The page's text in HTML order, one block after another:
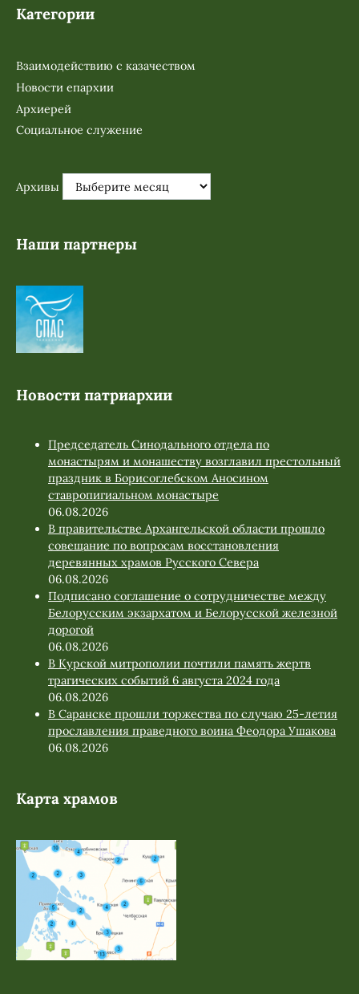
Категории
Взаимодействию с казачеством
Новости епархии
Архиерей
Социальное служение
Архивы
Наши партнеры
Новости патриархии
Председатель Синодального отдела по
монастырям и монашеству возглавил престольный
праздник в Борисоглебском Аносином
ставропигиальном монастыре
06.08.2026
В правительстве Архангельской области прошло
совещание по вопросам восстановления
деревянных храмов Русского Севера
06.08.2026
Подписано соглашение о сотрудничестве между
Белорусским экзархатом и Белорусской железной
дорогой
06.08.2026
В Курской митрополии почтили память жертв
трагических событий 6 августа 2024 года
06.08.2026
В Саранске прошли торжества по случаю 25-летия
прославления праведного воина Феодора Ушакова
06.08.2026
Карта храмов